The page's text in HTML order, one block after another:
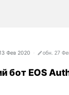
Фев 2020 обн. 27
бот EOS